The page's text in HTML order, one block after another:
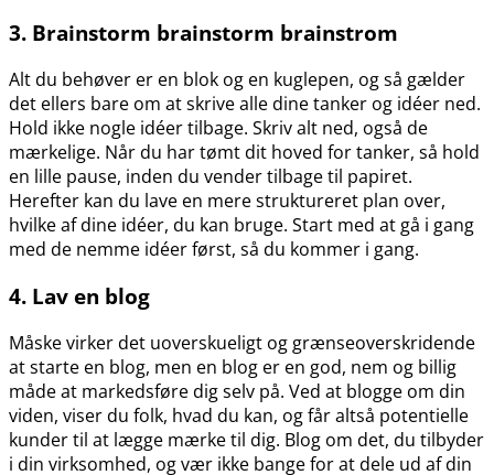
3. Brainstorm brainstorm brainstrom
Alt du behøver er en blok og en kuglepen, og så gælder
det ellers bare om at skrive alle dine tanker og idéer ned.
Hold ikke nogle idéer tilbage. Skriv alt ned, også de
mærkelige. Når du har tømt dit hoved for tanker, så hold
en lille pause, inden du vender tilbage til papiret.
Herefter kan du lave en mere struktureret plan over,
hvilke af dine idéer, du kan bruge. Start med at gå i gang
med de nemme idéer først, så du kommer i gang.
4. Lav en blog
Måske virker det uoverskueligt og grænseoverskridende
at starte en blog, men en blog er en god, nem og billig
måde at markedsføre dig selv på. Ved at blogge om din
viden, viser du folk, hvad du kan, og får altså potentielle
kunder til at lægge mærke til dig. Blog om det, du tilbyder
i din virksomhed, og vær ikke bange for at dele ud af din